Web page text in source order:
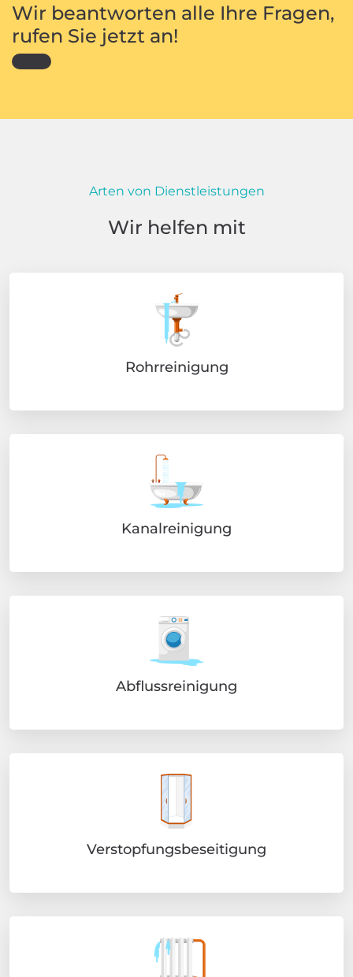
Wir beantworten alle Ihre Fragen,
rufen Sie jetzt an!
Arten von Dienstleistungen
Wir helfen mit
Rohrreinigung
Kanalreinigung
Abflussreinigung
Verstopfungsbeseitigung